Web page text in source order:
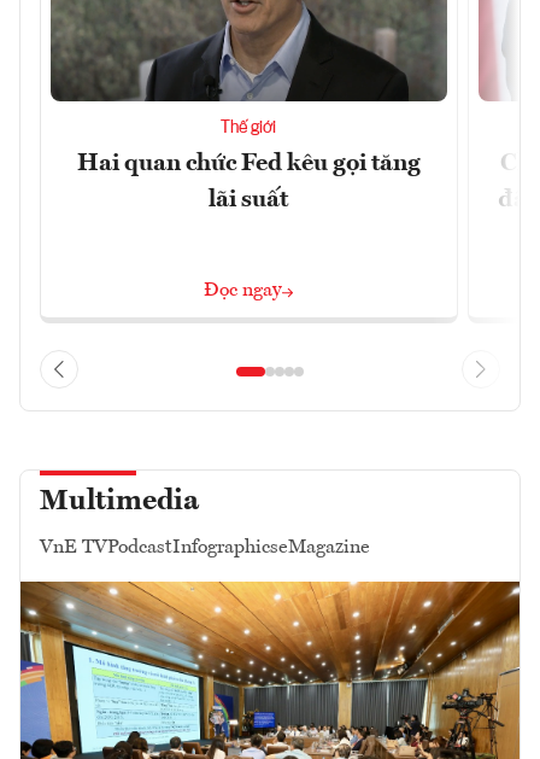
Thế giới
Hai quan chức Fed kêu gọi tăng
lãi suất
Đọc ngay
đã
Multimedia
VnE TVPodcastInfographicseMagazine